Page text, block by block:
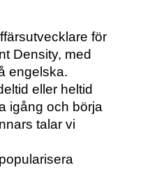
för
Density, med
engelska.
eller heltid
igång och börja
talar vi
popularisera